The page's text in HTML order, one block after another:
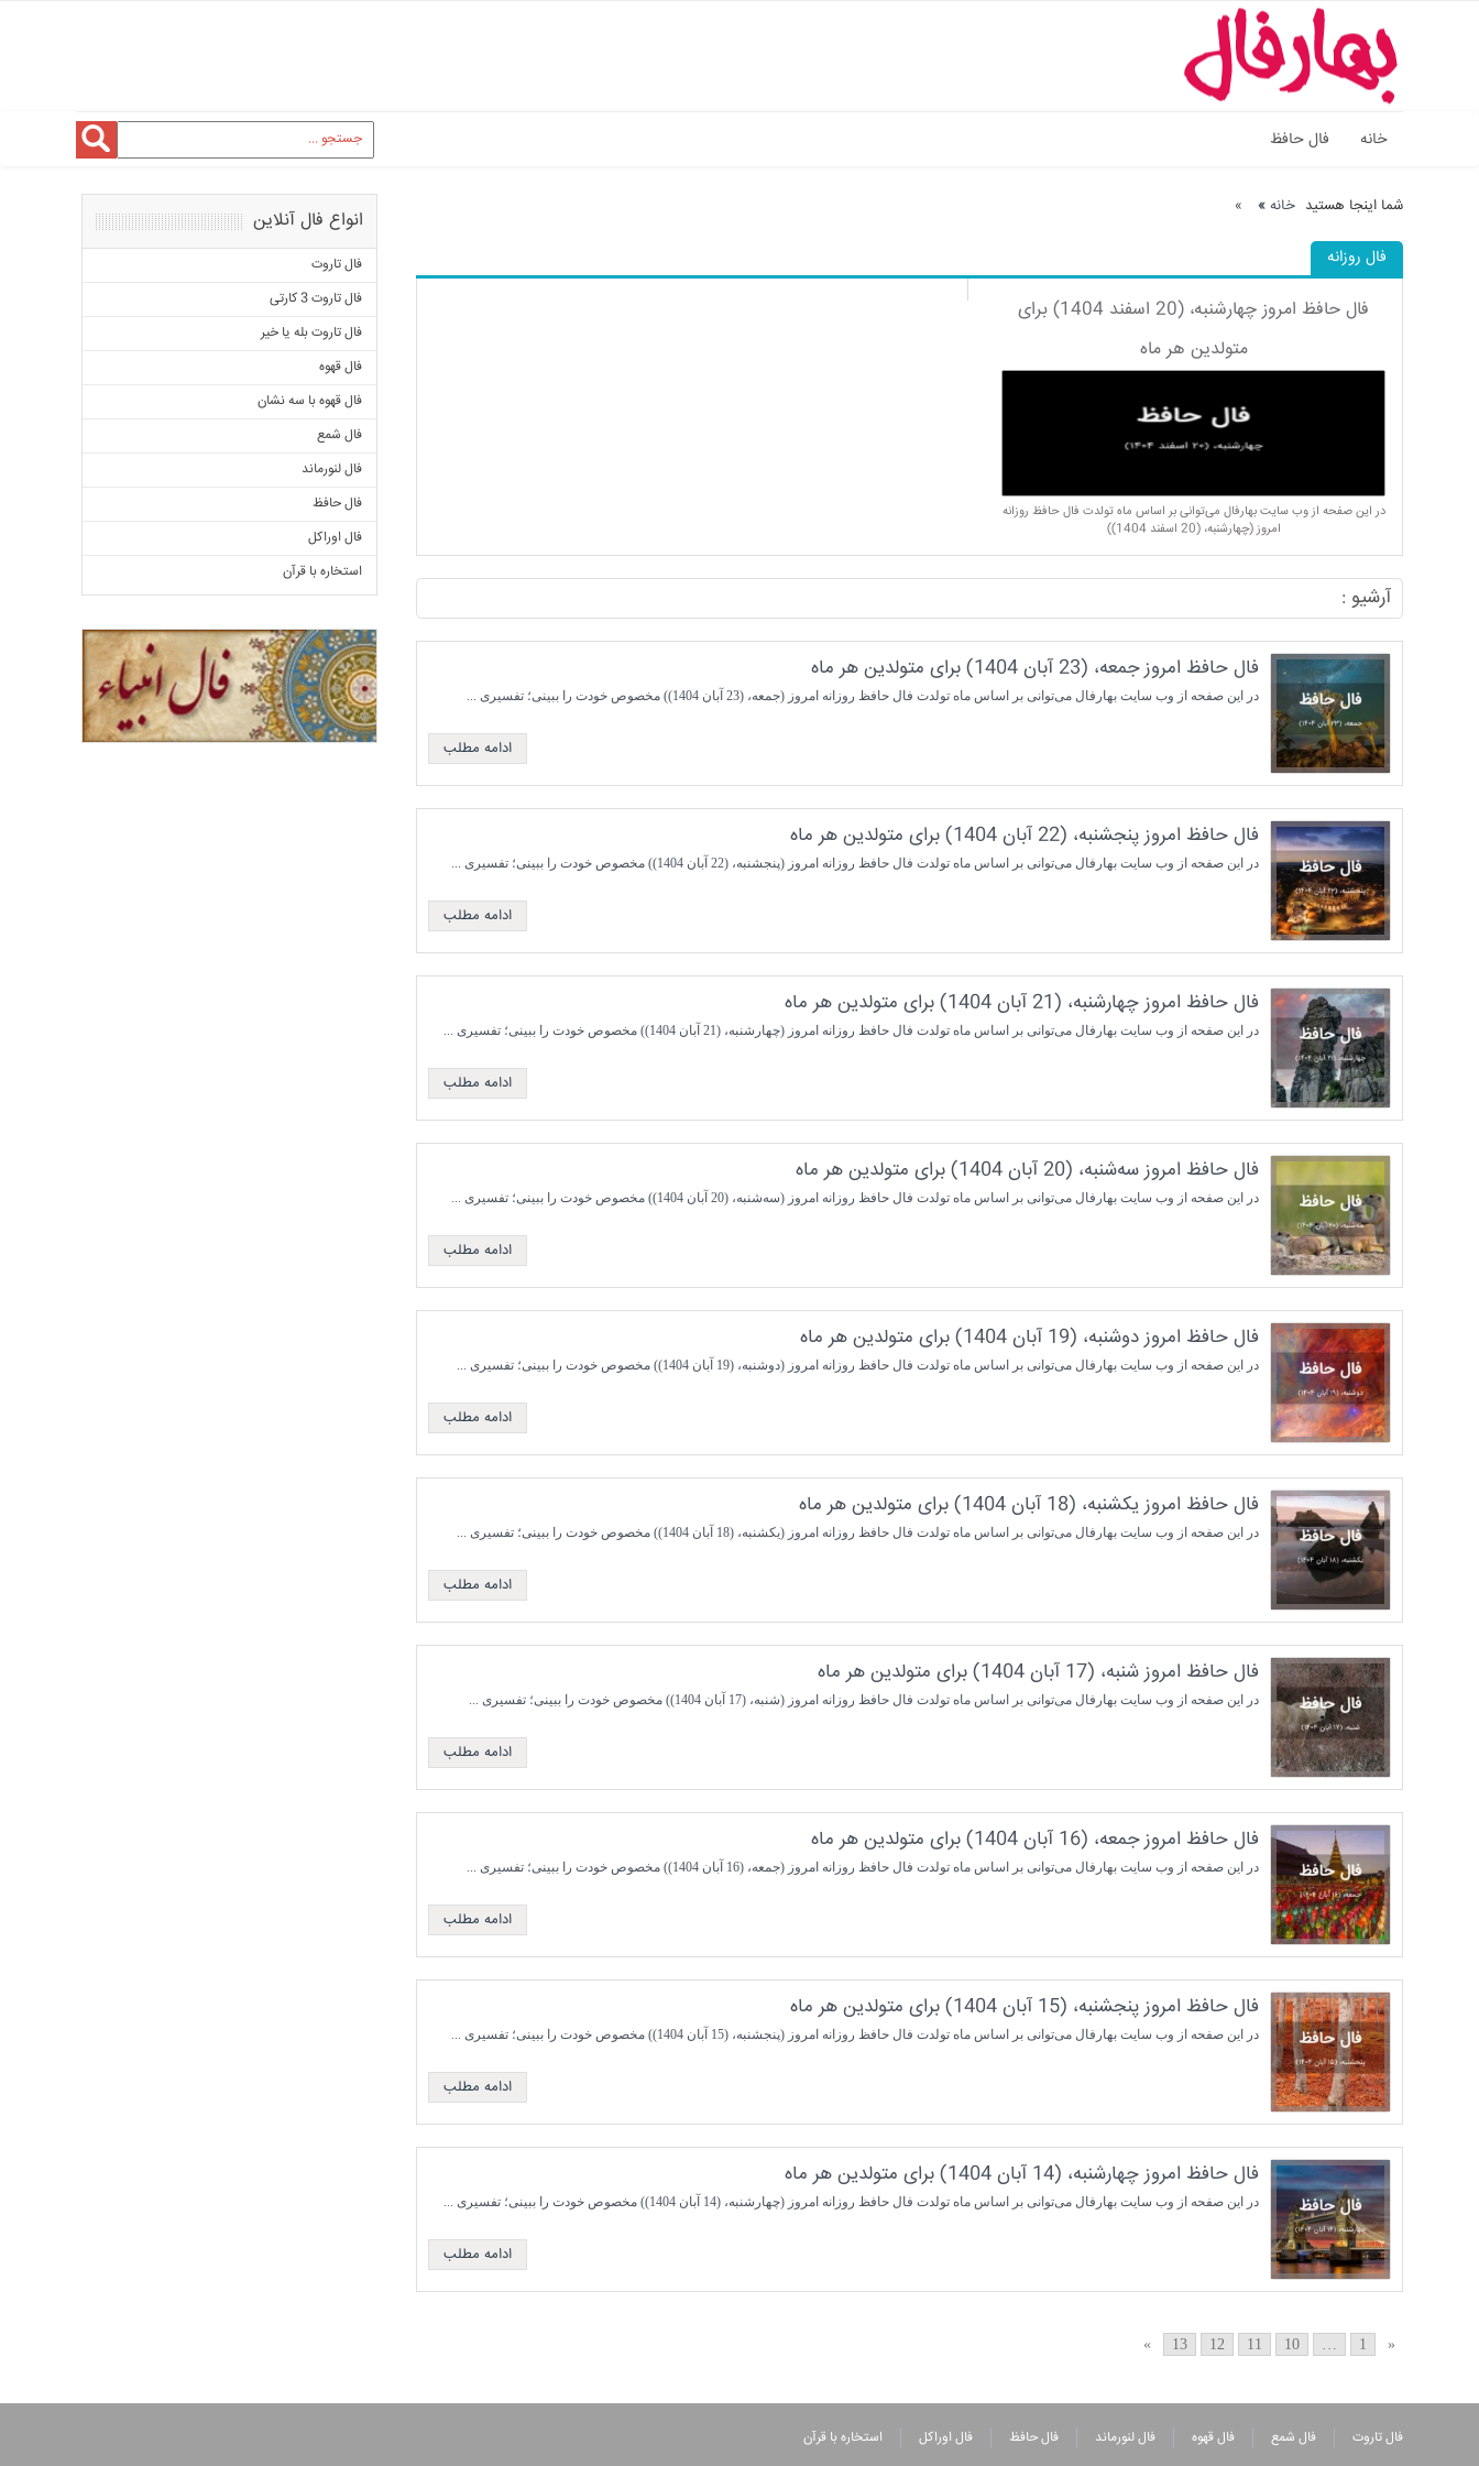
خانه فال حافظ
شما اینجا هستید خانه »
»
فال روزانه
فال حافظ امروز چهارشنبه، (20 اسفند 1404) برای
متولدین هر ماه
در این صفحه از وب سایت بهارفال می‌توانی بر اساس ماه تولدت فال حافظ روزانه
امروز (چهارشنبه، (20 اسفند 1404))
آرشیو :
فال حافظ امروز جمعه، (23 آبان 1404) برای متولدین هر ماه
در این صفحه از وب سایت بهارفال می‌توانی بر اساس ماه تولدت فال حافظ روزانه امروز (جمعه، (23 آبان 1404)) مخصوص خودت را ببینی؛ تفسیری ...
ادامه مطلب
فال حافظ امروز پنجشنبه، (22 آبان 1404) برای متولدین هر ماه
در این صفحه از وب سایت بهارفال می‌توانی بر اساس ماه تولدت فال حافظ روزانه امروز (پنجشنبه، (22 آبان 1404)) مخصوص خودت را ببینی؛ تفسیری ...
ادامه مطلب
فال حافظ امروز چهارشنبه، (21 آبان 1404) برای متولدین هر ماه
در این صفحه از وب سایت بهارفال می‌توانی بر اساس ماه تولدت فال حافظ روزانه امروز (چهارشنبه، (21 آبان 1404)) مخصوص خودت را ببینی؛ تفسیری ...
ادامه مطلب
فال حافظ امروز سه‌شنبه، (20 آبان 1404) برای متولدین هر ماه
در این صفحه از وب سایت بهارفال می‌توانی بر اساس ماه تولدت فال حافظ روزانه امروز (سه‌شنبه، (20 آبان 1404)) مخصوص خودت را ببینی؛ تفسیری ...
ادامه مطلب
فال حافظ امروز دوشنبه، (19 آبان 1404) برای متولدین هر ماه
در این صفحه از وب سایت بهارفال می‌توانی بر اساس ماه تولدت فال حافظ روزانه امروز (دوشنبه، (19 آبان 1404)) مخصوص خودت را ببینی؛ تفسیری ...
ادامه مطلب
فال حافظ امروز یکشنبه، (18 آبان 1404) برای متولدین هر ماه
در این صفحه از وب سایت بهارفال می‌توانی بر اساس ماه تولدت فال حافظ روزانه امروز (یکشنبه، (18 آبان 1404)) مخصوص خودت را ببینی؛ تفسیری ...
ادامه مطلب
فال حافظ امروز شنبه، (17 آبان 1404) برای متولدین هر ماه
در این صفحه از وب سایت بهارفال می‌توانی بر اساس ماه تولدت فال حافظ روزانه امروز (شنبه، (17 آبان 1404)) مخصوص خودت را ببینی؛ تفسیری ...
ادامه مطلب
فال حافظ امروز جمعه، (16 آبان 1404) برای متولدین هر ماه
در این صفحه از وب سایت بهارفال می‌توانی بر اساس ماه تولدت فال حافظ روزانه امروز (جمعه، (16 آبان 1404)) مخصوص خودت را ببینی؛ تفسیری ...
ادامه مطلب
فال حافظ امروز پنجشنبه، (15 آبان 1404) برای متولدین هر ماه
در این صفحه از وب سایت بهارفال می‌توانی بر اساس ماه تولدت فال حافظ روزانه امروز (پنجشنبه، (15 آبان 1404)) مخصوص خودت را ببینی؛ تفسیری ...
ادامه مطلب
فال حافظ امروز چهارشنبه، (14 آبان 1404) برای متولدین هر ماه
در این صفحه از وب سایت بهارفال می‌توانی بر اساس ماه تولدت فال حافظ روزانه امروز (چهارشنبه، (14 آبان 1404)) مخصوص خودت را ببینی؛ تفسیری ...
ادامه مطلب
«
1
…
10
11
12
13
»
انواع فال آنلاین
فال تاروت
فال تاروت 3 کارتی
فال تاروت بله یا خیر
فال قهوه
فال قهوه با سه نشان
فال شمع
فال لنورماند
فال حافظ
فال اوراکل
استخاره با قرآن
فال تاروت فال شمع فال قهوه فال لنورماند فال حافظ فال اوراکل استخاره با قرآن